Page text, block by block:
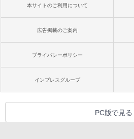
本サイトのご利用について
広告掲載のご案内
プライバシーポリシー
インプレスグループ
PC版で見る